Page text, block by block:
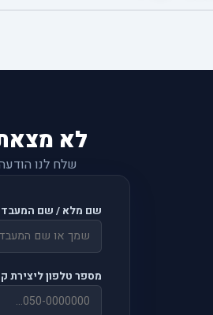
לא
שלח לנו
שם מלא / שם
מספר טלפון ליצירת